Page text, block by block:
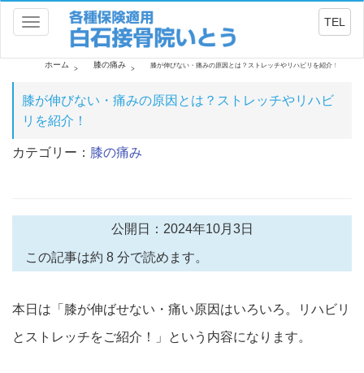
Toggle
navigation
TEL
ホーム 膝の痛み 膝が伸びない・痛みの原因とは？ストレッチやリハビリを紹介！
膝が伸びない・痛みの原因とは？ストレッチやリハビ
リを紹介！
カテゴリー： 膝の痛み
公開日：2024年10月3日
この記事は約 8 分で読めます。
本日は「膝が伸ばせない・痛い原因はいろいろ。リハビリ
とストレッチをご紹介！」という内容になります。